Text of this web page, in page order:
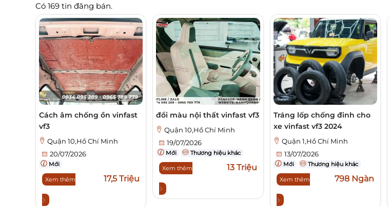
Có 169 tin đăng bán.
Cách âm chống ồn vinfast
vf3
Quận 10,Hồ Chí Minh
20/07/2026
Mới
Xem thêm 17,5 Triệu
đổi màu nội thất vinfast vf3
Quận 10,Hồ Chí Minh
19/07/2026
Mới Thương hiệu khác
Xem thêm 13 Triệu
Tráng lốp chống đinh cho
xe vinfast vf3 2024
Quận 1,Hồ Chí Minh
13/07/2026
Mới Thương hiệu khác
Xem thêm 798 Ngàn